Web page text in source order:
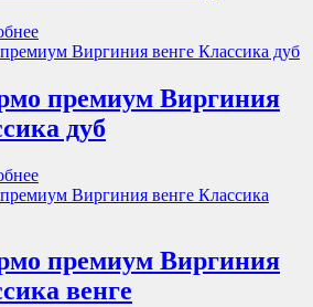
премиум Виргиния
дуб
премиум Виргиния
венге